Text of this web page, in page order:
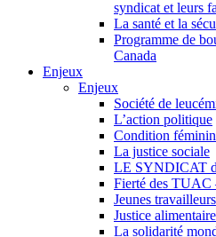
syndicat et leurs
La santé et la
Programme de
Canada
Enjeux
Enjeux
Société de
L’action politique
Condition
La justice sociale
LE SYNDICAT
Fierté des TUAC
Jeunes travailleurs
Justice alimentaire
La solidarité